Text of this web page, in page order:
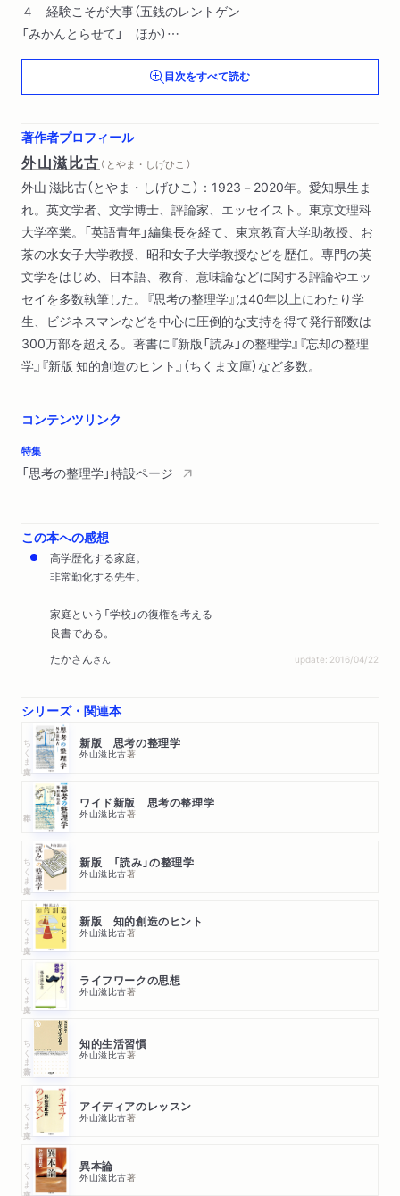
４ 経験こそが大事（五銭のレントゲン
「みかんとらせて」 ほか）
５ 子育てで難しいこと（朝飯前
目次をすべて読む
著作者プロフィール
外山滋比古 （ とやま・しげひこ ）
外山 滋比古（とやま・しげひこ）：1923－2020年。愛知県生ま
れ。英文学者、文学博士、評論家、エッセイスト。東京文理科
大学卒業。「英語青年」編集長を経て、東京教育大学助教授、お
茶の水女子大学教授、昭和女子大学教授などを歴任。専門の英
文学をはじめ、日本語、教育、意味論などに関する評論やエッ
セイを多数執筆した。『思考の整理学』は40年以上にわたり学
生、ビジネスマンなどを中心に圧倒的な支持を得て発行部数は
300万部を超える。著書に『新版「読み」の整理学』『忘却の整理
学』『新版 知的創造のヒント』（ちくま文庫）など多数。
コンテンツリンク
特集
「思考の整理学」特設ページ
この本への感想
高学歴化する家庭。
非常勤化する先生。
家庭という「学校」の復権を考える
良書である。
たかさんさん update: 2016/04/22
シリーズ・関連本
ちくま文庫 新版 思考の整理学
外山滋比古著
ワイド新版 思考の整理学
外山滋比古著
ちくま文庫 新版 「読み」の整理学
外山滋比古著
ちくま文庫 新版 知的創造のヒント
外山滋比古著
ちくま文庫 ライフワークの思想
外山滋比古著
ちくま新書 知的生活習慣
外山滋比古著
ちくま文庫 アイディアのレッスン
外山滋比古著
ちくま文庫 異本論
外山滋比古著